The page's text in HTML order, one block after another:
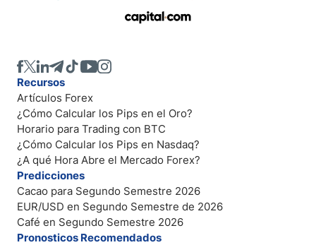
Recursos
Artículos Forex
¿Cómo Calcular los Pips en el Oro?
Horario para Trading con BTC
¿Cómo Calcular los Pips en Nasdaq?
¿A qué Hora Abre el Mercado Forex?
Predicciones
Cacao para Segundo Semestre 2026
EUR/USD en Segundo Semestre de 2026
Café en Segundo Semestre 2026
Pronosticos Recomendados